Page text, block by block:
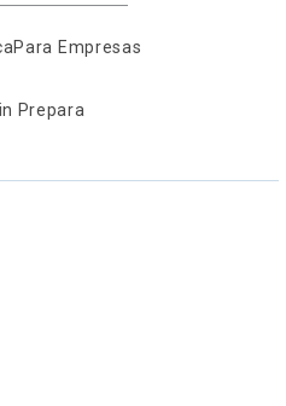
Para Empresas
Prepara